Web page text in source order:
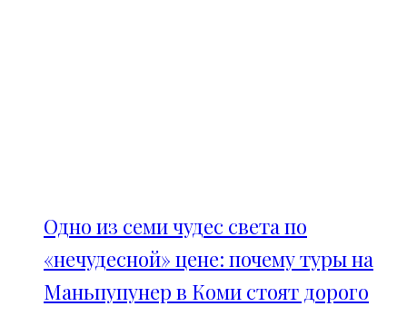
Одно из семи чудес света по
«нечудесной» цене: почему туры на
Маньпупунер в Коми стоят дорого